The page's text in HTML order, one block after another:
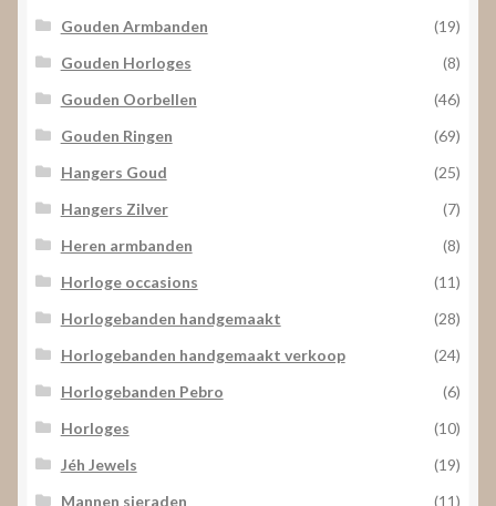
Gouden Armbanden
(19)
Gouden Horloges
(8)
Gouden Oorbellen
(46)
Gouden Ringen
(69)
Hangers Goud
(25)
Hangers Zilver
(7)
Heren armbanden
(8)
Horloge occasions
(11)
Horlogebanden handgemaakt
(28)
Horlogebanden handgemaakt verkoop
(24)
Horlogebanden Pebro
(6)
Horloges
(10)
Jéh Jewels
(19)
Mannen sieraden
(11)